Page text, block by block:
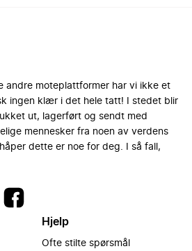
andre moteplattformer har vi ikke et
ingen klær i det hele tatt! I stedet blir
ut, lagerført og sendt med
mennesker fra noen av verdens
dette er noe for deg. I så fall,
Hjelp
Ofte stilte spørsmål